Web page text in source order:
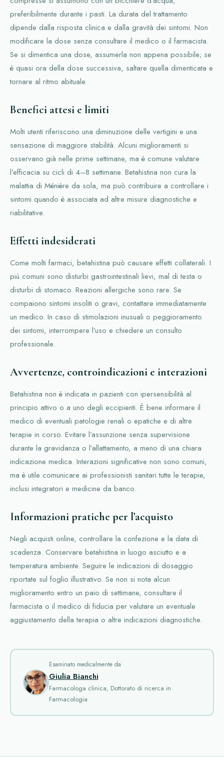
preferibilmente durante i pasti. La durata del trattamento
dipende dalla risposta clinica e dalla gravità dei sintomi. Non
modificare la dose senza consultare il medico o il farmacista.
Se si dimentica una dose, assumerla non appena possibile; se
è quasi ora della dose successiva, saltare quella dimenticata e
tornare al ritmo abituale.
Benefici attesi e limiti
Molti utenti riferiscono una diminuzione delle vertigini e una
sensazione di maggiore stabilità. Alcuni miglioramenti si
osservano già nelle prime settimane, ma è comune valutare
l’efficacia su cicli di 4–8 settimane. Betahistina non cura la
malattia di Ménière da sola, ma può contribuire a controllare i
sintomi quando è associata ad altre misure diagnostiche e
riabilitative.
Effetti indesiderati
Come molti farmaci, betahistina può causare effetti collaterali. I
più comuni sono disturbi gastrointestinali lievi, mal di testa o
disturbi di stomaco. Reazioni allergiche sono rare. Se
compaiono sintomi insoliti o gravi, contattare immediatamente
un medico. In caso di stimolazioni inusuali o peggioramento
dei sintomi, interrompere l’uso e chiedere un consulto
professionale.
Avvertenze, controindicazioni e interazioni
Betahistina non è indicata in pazienti con ipersensibilità al
principio attivo o a uno degli eccipienti. È bene informare il
medico di eventuali patologie renali o epatiche e di altre
terapie in corso. Evitare l’assunzione senza supervisione
durante la gravidanza o l’allattamento, a meno di una chiara
indicazione medica. Interazioni significative non sono comuni,
ma è utile comunicare ai professionisti sanitari tutte le terapie,
inclusi integratori e medicine da banco.
Informazioni pratiche per l’acquisto
Negli acquisti online, controllare la confezione e la data di
scadenza. Conservare betahistina in luogo asciutto e a
temperatura ambiente. Seguire le indicazioni di dosaggio
riportate sul foglio illustrativo. Se non si nota alcun
miglioramento entro un paio di settimane, consultare il
farmacista o il medico di fiducia per valutare un eventuale
aggiustamento della terapia o altre indicazioni diagnostiche.
Esaminato medicalmente da
Giulia Bianchi
Farmacologa clinica, Dottorato di ricerca in
Farmacologia